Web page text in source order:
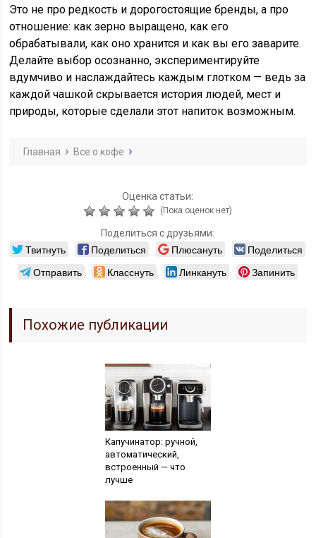
Это не про редкость и дорогостоящие бренды, а про
отношение: как зерно выращено, как его
обрабатывали, как оно хранится и как вы его заварите.
Делайте выбор осознанно, экспериментируйте
вдумчиво и наслаждайтесь каждым глотком — ведь за
каждой чашкой скрывается история людей, мест и
природы, которые сделали этот напиток возможным.
Главная Все о кофе
Оценка статьи:
(Пока оценок нет)
Поделиться с друзьями:
Твитнуть Поделиться Плюсануть
Поделиться
Отправить
Класснуть Линкануть Запинить
Похожие публикации
Капучинатор: ручной,
автоматический,
встроенный — что
лучше